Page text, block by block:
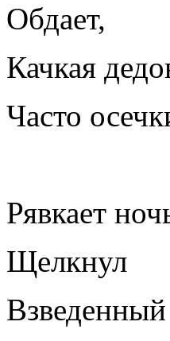
Обдает,
Качкая
Часто
Рявкает
Щелкнул